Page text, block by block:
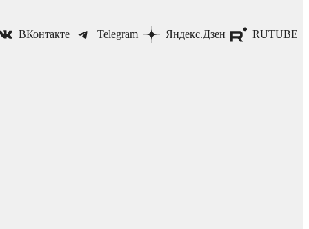
ВКонтакте Telegram Яндекс.Дзен RUTUBE